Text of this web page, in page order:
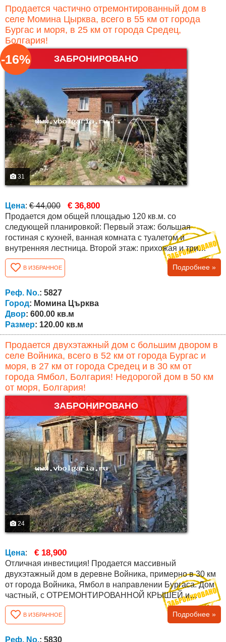
Продается частично отремонтированный дом в
селе Момина Цырква, всего в 55 км от города
Бургас и моря, в 25 км от города Средец,
Болгария!
ЗАБРОНИРОВАНО
31
-16%
Цена: € 44,000 € 36,800
Продается дом общей площадью 120 кв.м. со
следующей планировкой: Первый этаж: большая
гостиная с кухней, ванная комната с туалетом и
внутренняя лестница. Второй этаж: прихожая и три
большие спальни. Также между этажами есть внешняя
лестница! Дом в хорошем состоянии, с полностью
отремонтированной крышей, полностью замененными
окнами и другими улучшениями. Двор, площадь которого
составляет 600 кв.м. огорожена и облагорожена -...
В ИЗБРАННОЕ Подробнее »
Реф. No.: 5827
Город: Момина Църква
Двор: 600.00 кв.м
Размер: 120.00 кв.м
Продается двухэтажный дом с большим двором в
селе Войника, всего в 52 км от города Бургас и
моря, в 27 км от города Средец и в 30 км от
города Ямбол, Болгария! Недорогой дом в 50 км
от моря, Болгария!
ЗАБРОНИРОВАНО
24
Цена: € 18,900
Отличная инвестиция! Продается массивный
двухэтажный дом в деревне Войника, примерно в 30 км
от города Войника, Ямбол в направлении Бургаса. Дом
частный, с ОТРЕМОНТИРОВАННОЙ КРЫШЕЙ и
частично замененными окнами на первом этаже. Он
состоит из пяти комнат, одна из которых дополнительно
пристроена к дому и готова к проживанию. Первый этаж
выполнен из камня. К дому пристроен каменный навес.
В ИЗБРАННОЕ Подробнее »
Реф. No.: 5830